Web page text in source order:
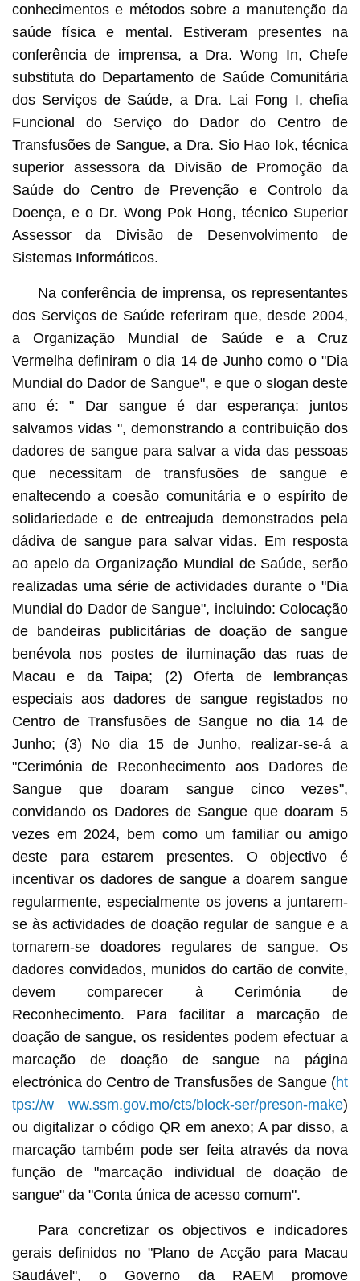
conhecimentos e métodos sobre a manutenção da
saúde física e mental. Estiveram presentes na
conferência de imprensa, a Dra. Wong In, Chefe
substituta do Departamento de Saúde Comunitária
dos Serviços de Saúde, a Dra. Lai Fong I, chefia
Funcional do Serviço do Dador do Centro de
Transfusões de Sangue, a Dra. Sio Hao Iok, técnica
superior assessora da Divisão de Promoção da
Saúde do Centro de Prevenção e Controlo da
Doença, e o Dr. Wong Pok Hong, técnico Superior
Assessor da Divisão de Desenvolvimento de
Sistemas Informáticos.
Na conferência de imprensa, os representantes
dos Serviços de Saúde referiram que, desde 2004,
a Organização Mundial de Saúde e a Cruz
Vermelha definiram o dia 14 de Junho como o "Dia
Mundial do Dador de Sangue", e que o slogan deste
ano é: " Dar sangue é dar esperança: juntos
salvamos vidas ", demonstrando a contribuição dos
dadores de sangue para salvar a vida das pessoas
que necessitam de transfusões de sangue e
enaltecendo a coesão comunitária e o espírito de
solidariedade e de entreajuda demonstrados pela
dádiva de sangue para salvar vidas. Em resposta
ao apelo da Organização Mundial de Saúde, serão
realizadas uma série de actividades durante o "Dia
Mundial do Dador de Sangue", incluindo: Colocação
de bandeiras publicitárias de doação de sangue
benévola nos postes de iluminação das ruas de
Macau e da Taipa; (2) Oferta de lembranças
especiais aos dadores de sangue registados no
Centro de Transfusões de Sangue no dia 14 de
Junho; (3) No dia 15 de Junho, realizar-se-á a
"Cerimónia de Reconhecimento aos Dadores de
Sangue que doaram sangue cinco vezes",
convidando os Dadores de Sangue que doaram 5
vezes em 2024, bem como um familiar ou amigo
deste para estarem presentes. O objectivo é
incentivar os dadores de sangue a doarem sangue
regularmente, especialmente os jovens a juntarem-
se às actividades de doação regular de sangue e a
tornarem-se doadores regulares de sangue. Os
dadores convidados, munidos do cartão de convite,
devem comparecer à Cerimónia de
Reconhecimento. Para facilitar a marcação de
doação de sangue, os residentes podem efectuar a
marcação de doação de sangue na página
electrónica do Centro de Transfusões de Sangue (ht
tps://w
ww.ssm.gov.mo/cts/block-ser/preson-make)
ou digitalizar o código QR em anexo; A par disso, a
marcação também pode ser feita através da nova
função de "marcação individual de doação de
sangue" da "Conta única de acesso comum".
Para concretizar os objectivos e indicadores
gerais definidos no "Plano de Acção para Macau
Saudável", o Governo da RAEM promove